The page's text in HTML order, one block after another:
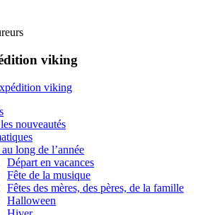
viking
viking
nouveautés
long de l’année
Départ en vacances
Fête de la musique
Fêtes des mères, des pères, de la famille
Halloween